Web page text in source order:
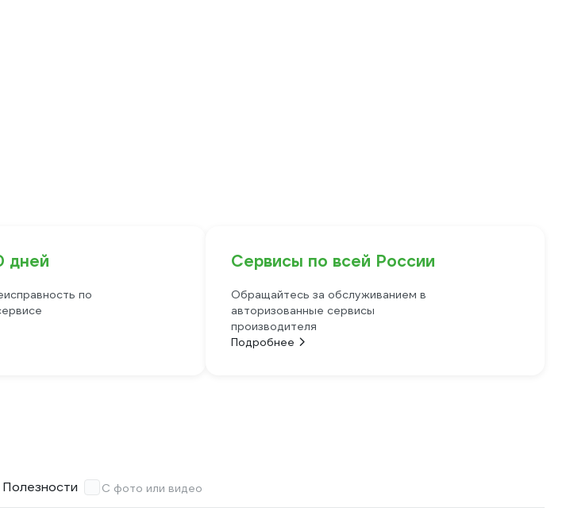
дней
по
Сервисы по всей России
Обращайтесь за обслуживанием в
авторизованные сервисы
производителя
Подробнее
Полезности С фото или видео